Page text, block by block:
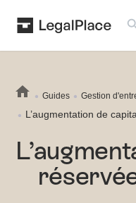
Guides Gestion
L’augmentation de